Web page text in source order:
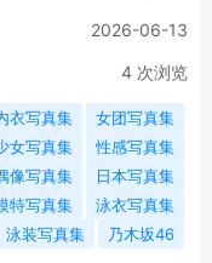
2026-06-13
4次浏览
衣写真集
女团写真集
女写真集
性感写真集
像写真集
日本写真集
特写真集
泳衣写真集
泳装写真集
乃木坂46